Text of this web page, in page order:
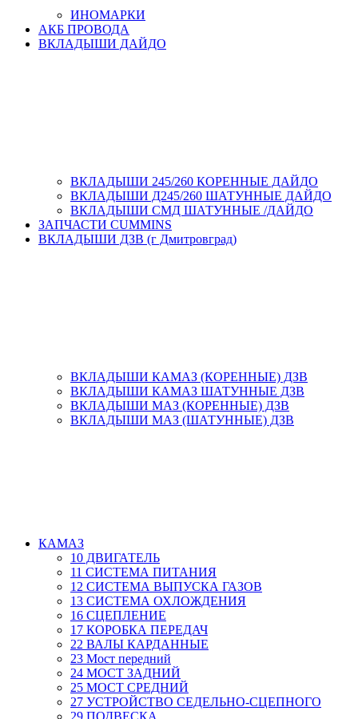
ИНОМАРКИ
АКБ ПРОВОДА
ВКЛАДЫШИ ДАЙДО
ВКЛАДЫШИ 245/260 КОРЕННЫЕ ДАЙДО
ВКЛАДЫШИ Д245/260 ШАТУННЫЕ ДАЙДО
ВКЛАДЫШИ СМД ШАТУННЫЕ /ДАЙДО
ЗАПЧАСТИ CUMMINS
ВКЛАДЫШИ ДЗВ (г Дмитровград)
ВКЛАДЫШИ КАМАЗ (КОРЕННЫЕ) ДЗВ
ВКЛАДЫШИ КАМАЗ ШАТУННЫЕ ДЗВ
ВКЛАДЫШИ МАЗ (КОРЕННЫЕ) ДЗВ
ВКЛАДЫШИ МАЗ (ШАТУННЫЕ) ДЗВ
КАМАЗ
10 ДВИГАТЕЛЬ
11 СИСТЕМА ПИТАНИЯ
12 СИСТЕМА ВЫПУСКА ГАЗОВ
13 СИСТЕМА ОХЛОЖДЕНИЯ
16 СЦЕПЛЕНИЕ
17 КОРОБКА ПЕРЕДАЧ
22 ВАЛЫ КАРДАННЫЕ
23 Мост передний
24 МОСТ ЗАДНИЙ
25 МОСТ СРЕДНИЙ
27 УСТРОЙСТВО СЕДЕЛЬНО-СЦЕПНОГО
29 ПОДВЕСКА